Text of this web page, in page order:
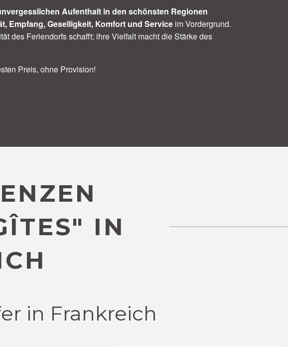
Aufenthalt in den schönsten Regionen
Empfang, Geselligkeit, Komfort und Service im Vordergrund.
des Feriendorfs schafft; ihre Vielfalt macht die Stärke des
Preis, ohne Provision!
IN
in Frankreich